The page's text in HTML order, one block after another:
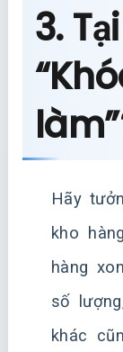
3.
Hãy
kho
hàng
số
khác